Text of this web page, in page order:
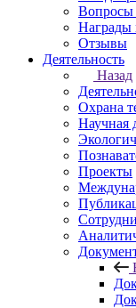
Вопросы
Награды
Отзывы
Деятельность
Назад
Охрана
Научная
Проекты